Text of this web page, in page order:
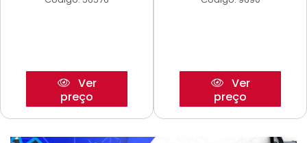
Ver
preço
Ver
preço